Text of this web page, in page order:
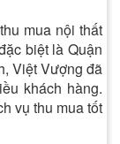
mua nội thất
biệt là Quận
Việt Vượng đã
khách hàng.
vụ thu mua tốt